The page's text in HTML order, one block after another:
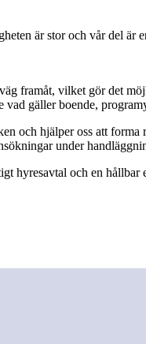
är stor och vår del är
framåt, vilket gör det
vad gäller boende,
och hjälper oss att forma
under
hyresavtal och en hållbar